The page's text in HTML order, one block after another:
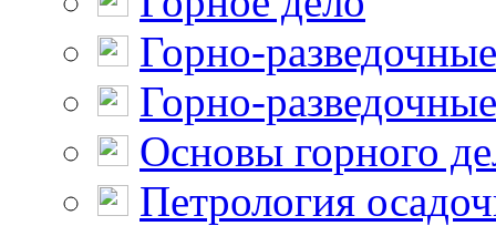
Горно-
Горно-
Основы горного
Петрология